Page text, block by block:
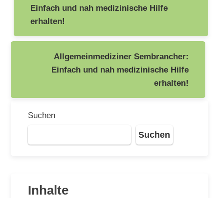
Einfach und nah medizinische Hilfe
erhalten!
Allgemeinmediziner Sembrancher:
Einfach und nah medizinische Hilfe
erhalten!
Suchen
Suchen
Inhalte